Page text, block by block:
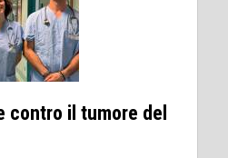
contro il tumore del